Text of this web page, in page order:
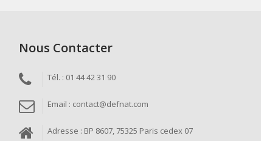
Nous Contacter
Tél. : 01 44 42 31 90
Email : contact@defnat.com
Adresse : BP 8607, 75325 Paris cedex 07